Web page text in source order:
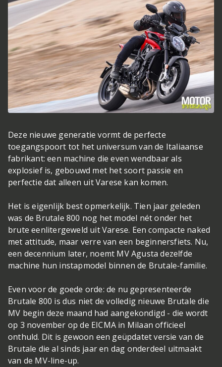
Deze nieuwe generatie vormt de perfecte
toegangspoort tot het universum van de Italiaanse
fabrikant: een machine die even wendbaar als
explosief is, gebouwd met het soort passie en
perfectie dat alleen uit Varese kan komen.
Het is eigenlijk best opmerkelijk. Tien jaar geleden
was de Brutale 800 nog het model nét onder het
brute eenlitergeweld uit Varese. Een compacte naked
met attitude, maar verre van een beginnersfiets. Nu,
een decennium later, noemt MV Agusta dezelfde
machine hun instapmodel binnen de Brutale-familie.
Even voor de goede orde: de nu gepresenteerde
Brutale 800 is dus niet de volledig nieuwe Brutale die
MV begin deze maand had aangekondigd - die wordt
op 3 november op de EICMA in Milaan officieel
onthuld. Dit is gewoon een geüpdatet versie van de
Brutale die al sinds jaar en dag onderdeel uitmaakt
van de MV-line-up.